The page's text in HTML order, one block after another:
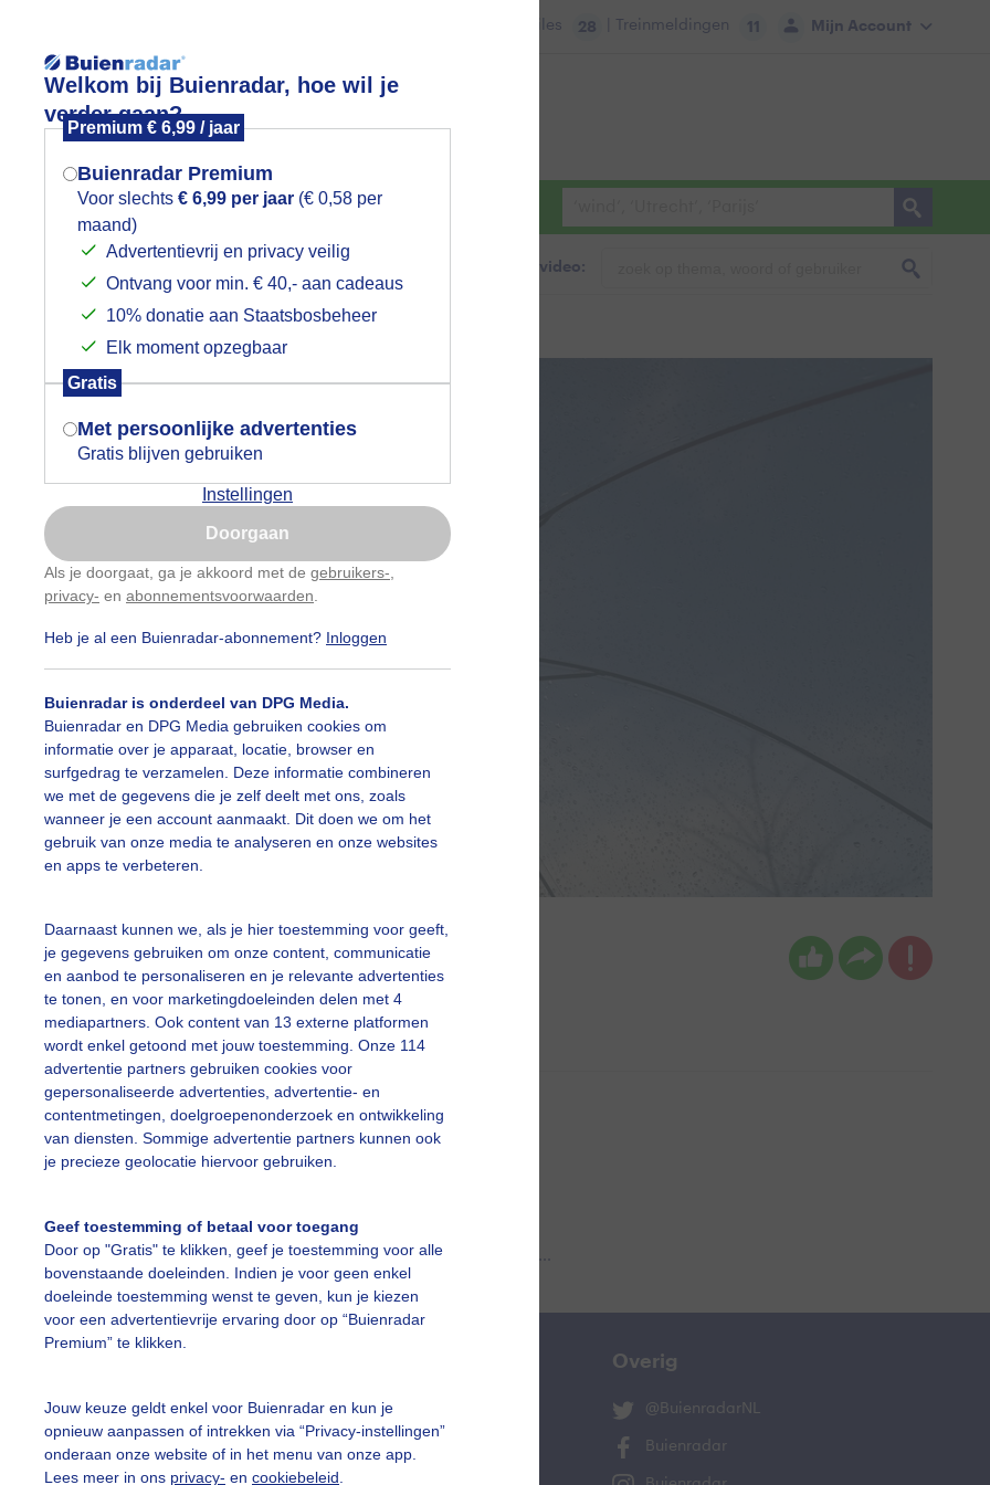
Welkom bij Buienradar, hoe wil je
verder gaan?
Premium € 6,99 / jaar
Buienradar Premium
Voor slechts € 6,99 per jaar (€ 0,58 per
maand)
Advertentievrij en privacy veilig
Ontvang voor min. € 40,- aan cadeaus
10% donatie aan Staatsbosbeheer
Elk moment opzegbaar
Gratis
Met persoonlijke advertenties
Gratis blijven gebruiken
Instellingen
Doorgaan
Als je doorgaat, ga je akkoord met de gebruikers-
privacy- en abonnementsvoorwaarden
Heb je al een Buienradar-abonnement? Inloggen
Buienradar is onderdeel van DPG Media.
Buienradar en DPG Media gebruiken cookies om
informatie over je apparaat, locatie, browser en
surfgedrag te verzamelen. Deze informatie combineren
we met de gegevens die je zelf deelt met ons, zoals
wanneer je een account aanmaakt. Dit doen we om het
gebruik van onze media te analyseren en onze websites
en apps te verbeteren.
Daarnaast kunnen we, als je hier toestemming voor geeft,
je gegevens gebruiken om onze content, communicatie
en aanbod te personaliseren en je relevante advertenties
te tonen, en voor marketingdoeleinden delen met 4
mediapartners. Ook content van 13 externe platformen
wordt enkel getoond met jouw toestemming. Onze 114
advertentie partners gebruiken cookies voor
gepersonaliseerde advertenties, advertentie- en
contentmetingen, doelgroepenonderzoek en ontwikkeling
van diensten. Sommige advertentie partners kunnen ook
je precieze geolocatie hiervoor gebruiken.
Geef toestemming of betaal voor toegang
Door op "Gratis" te klikken, geef je toestemming voor alle
bovenstaande doeleinden. Indien je voor geen enkel
doeleinde toestemming wenst te geven, kun je kiezen
voor een advertentievrije ervaring door op “Buienradar
Premium” te klikken.
Jouw keuze geldt enkel voor Buienradar en kun je
opnieuw aanpassen of intrekken via “Privacy-instellingen”
onderaan onze website of in het menu van onze app.
Lees meer in ons privacy- en cookiebeleid
Mijn Account
Files 28 | Treinmeldingen 11
Foto en video Weerzine
Zoeken in foto & video:
ruimte voor de zon
Jolanda Bakker Gemaakt: 17-11-2025, 21x bekeken
Regen
slideshow
Een moment geduld aub...
vragen
De Bilt
Overig
@BuienradarNL
Buienradar
Mogen we je locatie gebruiken voor
het weer?
Indien je hier nog geen akkoord op hebt
gegeven, verschijnt er zo een pop-up uit
je browser waarin deze toestemming
gevraagd wordt.
Is goed, toon de popup
Nu niet, misschien later
Gebruik je Safari en wil je niet elke dag deze pop-up
Klikhierom dit aan te passen